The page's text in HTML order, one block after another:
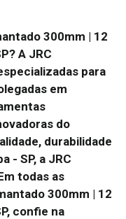
300mm | 12
A JRC
para
em
do
durabilidade
- SP, a JRC
todas as
300mm | 12
confie na